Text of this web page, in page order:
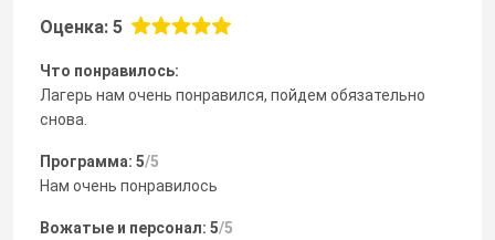
Оценка: 5
Что понравилось:
Лагерь нам очень понравился, пойдем обязательно
снова.
Программа: 5/5
Нам очень понравилось
Вожатые и персонал: 5/5